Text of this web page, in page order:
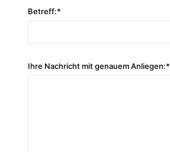
Betreff:*
Ihre Nachricht mit genauem Anliegen:*